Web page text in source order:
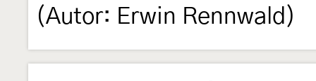
(Autor: Erwin Rennwald)